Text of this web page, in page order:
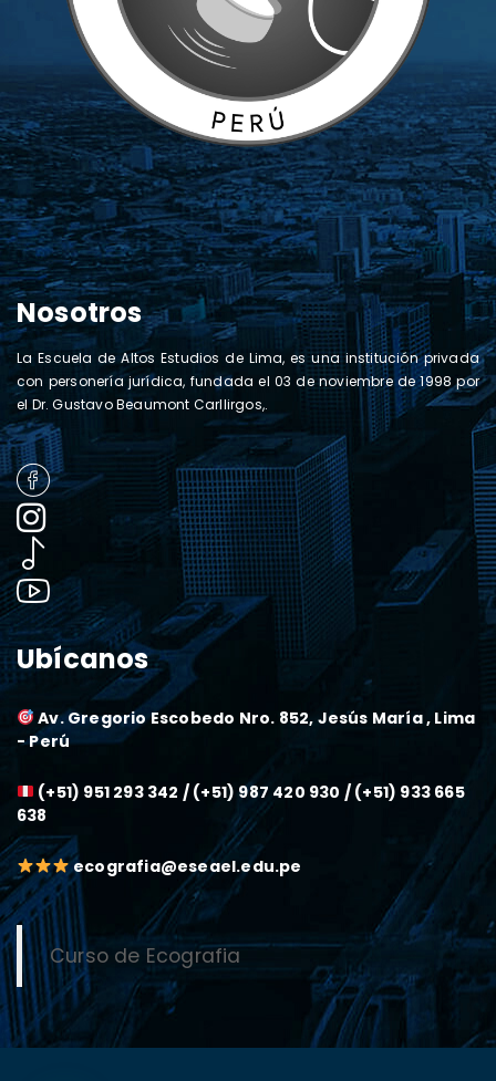
Nosotros
La Escuela de Altos Estudios de Lima, es una institución privada
con personería jurídica, fundada el 03 de noviembre de 1998 por
el Dr. Gustavo Beaumont Carllirgos,.
Ubícanos
Av. Gregorio Escobedo Nro. 852, Jesús María , Lima
- Perú
(+51) 951 293 342 / (+51) 987 420 930 / (+51) 933 665
638
ecografia@eseael.edu.pe
Curso de Ecografia